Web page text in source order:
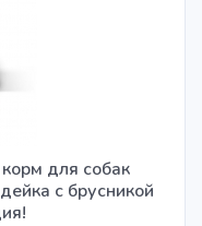
для собак
с брусникой